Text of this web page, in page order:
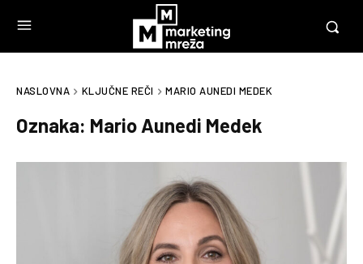
NASLOVNA KLJUČNE REČI MARIO AUNEDI MEDEK
Oznaka: Mario Aunedi Medek